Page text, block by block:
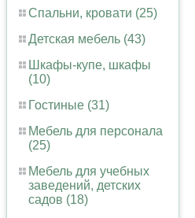
Спальни, кровати (25)
Детская мебель (43)
Шкафы-купе, шкафы
(10)
Гостиные (31)
Мебель для персонала
(25)
Мебель для учебных
заведений, детских
садов (18)